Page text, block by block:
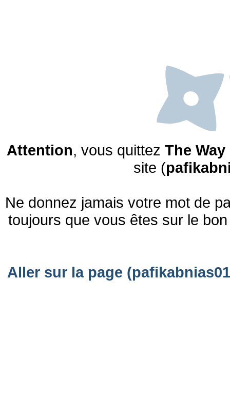
Attention, vous quittez The
site (
Ne donnez jamais votre mot de
toujours que vous êtes sur le
Aller sur la page